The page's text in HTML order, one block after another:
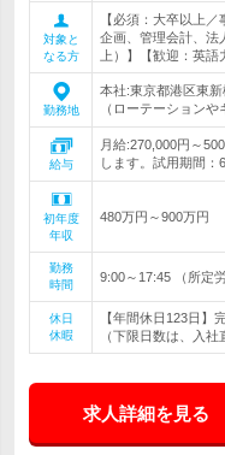
対象と
なる方
【必須：大卒以上
企画、管理会計、法
上）】【歓迎：英
勤務地
本社:東京都港区東
（ローテーション
給与
月給:270,000円～
します。試用期間
初年度
年収
480万円～900万円
勤務
時間
9:00～17:45 （所定
休日
休暇
【年間休日123日】
（下限日数は、入
求人詳細を見る